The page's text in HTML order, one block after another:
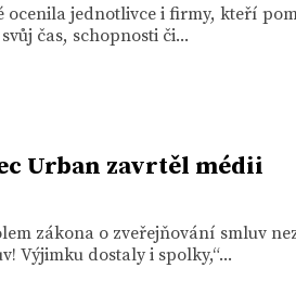
ocenila jednotlivce i firmy, kteří
čas, schopnosti či...
Urban zavrtěl médii
zákona o zveřejňování smluv
Výjimku dostaly i spolky,“...